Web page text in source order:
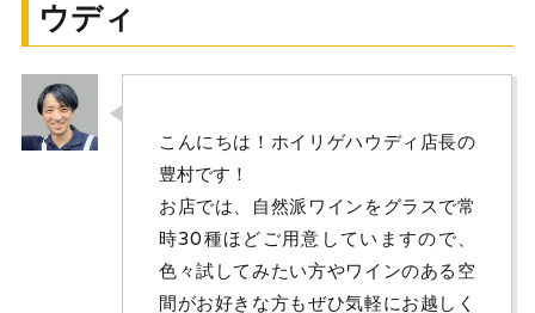
ウディ
こんにちは！ホイリゲハウディ店長の
豊村です！
お店では、自然派ワインをグラスで常
時30種ほどご用意していますので、
色々試してみたい方やワインのある空
間がお好きな方もぜひ気軽にお越しく